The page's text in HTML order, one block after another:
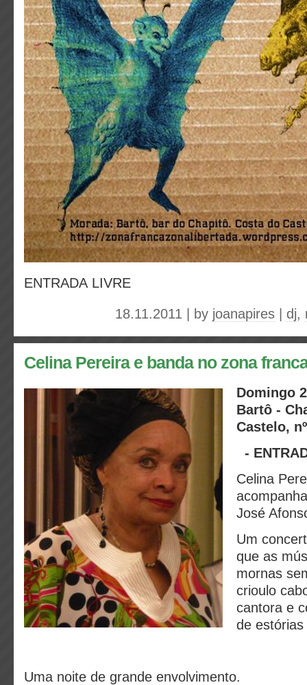
ENTRADA LIVRE
18.11.2011 | by joanapires dj,
Celina Pereira e banda no zona
Domingo
Bartô -
Castelo,
-
Celina
José
Um
que as
mornas
crioulo
cantora e
de estórias
Uma noite de grande envolvimento.